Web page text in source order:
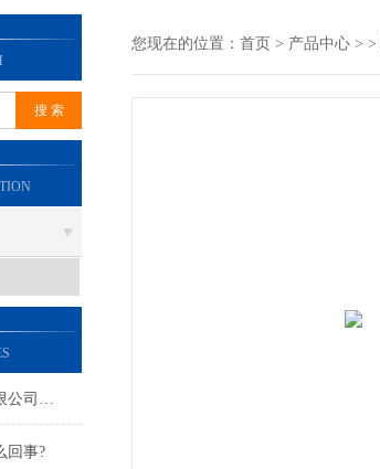
上海明精防腐阀门制造有限公司简述自动排气阀
回事?
您现在的位置： 首页 > 产品中心 > >